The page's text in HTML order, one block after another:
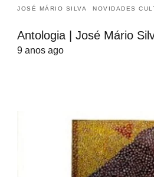
JOSÉ MÁRIO SILVA NOVIDADES
Antologia | José Mário
9 anos ago